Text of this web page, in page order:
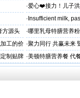
平兜底？
·爱心❤️接力！儿子
家庭，恳请好心人帮
· Insufficient milk,
方源头
·哪里乳母特膳营养
工的价 ·聚力同行 共赢未来
制贴牌 ·美顿特膳营养餐 代
家